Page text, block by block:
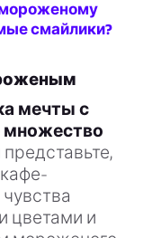
мороженому
смайлики?
мечты с
множество
представьте,
цветами и